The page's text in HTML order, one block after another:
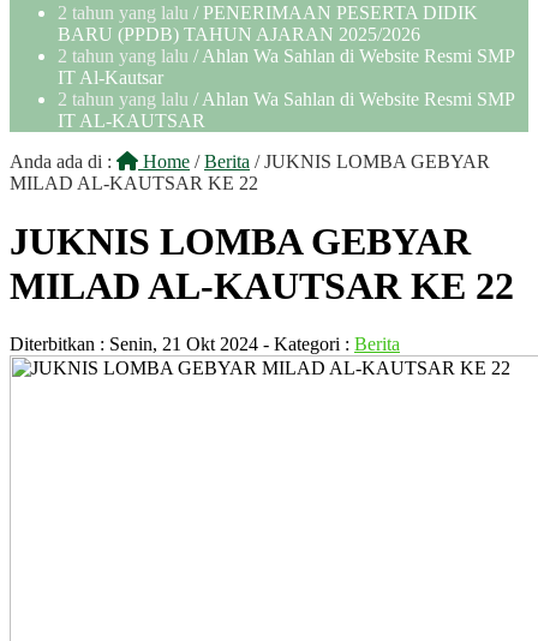
2 tahun yang lalu / PENERIMAAN PESERTA DIDIK
BARU (PPDB) TAHUN AJARAN 2025/2026
2 tahun yang lalu / Ahlan Wa Sahlan di Website Resmi SMP
IT Al-Kautsar
2 tahun yang lalu / Ahlan Wa Sahlan di Website Resmi SMP
IT AL-KAUTSAR
Anda ada di :
Home /Berita /JUKNIS LOMBA GEBYAR
MILAD AL-KAUTSAR KE 22
JUKNIS LOMBA GEBYAR
MILAD AL-KAUTSAR KE 22
Diterbitkan : Senin, 21 Okt 2024 - Kategori : Berita